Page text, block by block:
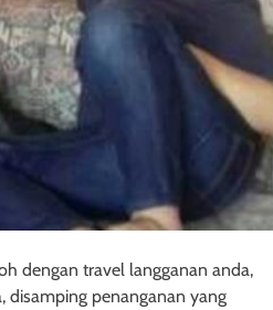
dengan travel langganan anda,
disamping penanganan yang